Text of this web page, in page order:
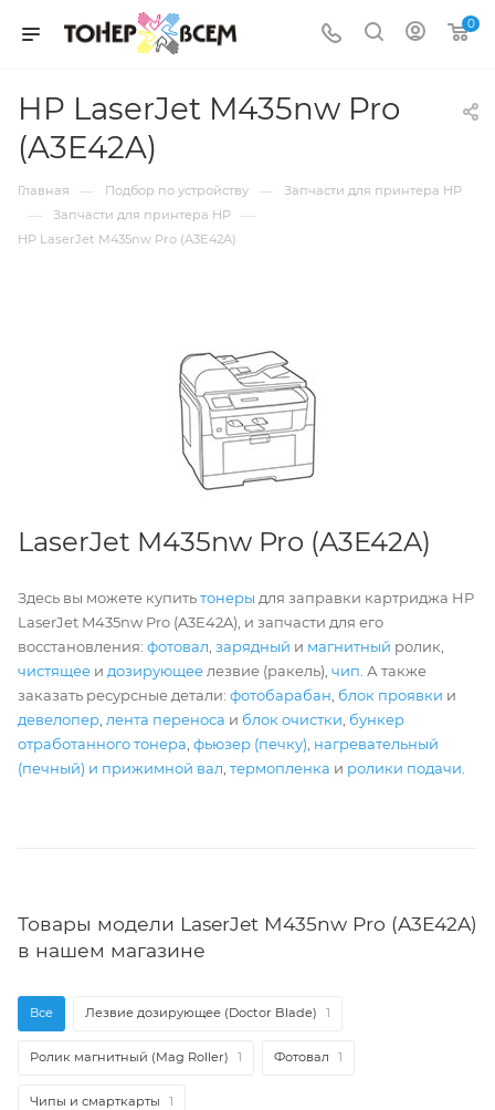
0
HP LaserJet M435nw Pro
(A3E42A)
Главная — Подбор по устройству — Запчасти для принтера HP
— Запчасти для принтера HP —
HP LaserJet M435nw Pro (A3E42A)
LaserJet M435nw Pro (A3E42A)
Здесь вы можете купитьтонеры для заправки картриджа HP
LaserJet M435nw Pro (A3E42A), и запчасти для его
восстановления: фотовал зарядный и магнитный ролик,
чистящее и дозирующее лезвие (ракель), чип . А также
заказать ресурсные детали: фотобарабан блок проявки и
девелопер лента переноса и блок очистки бункер
отработанного тонера фьюзер (печку) нагревательный
(печный) и прижимной вал термопленка и ролики подачи
Товары модели LaserJet M435nw Pro (A3E42A)
в нашем магазине
Все Лезвие дозирующее (Doctor Blade) 1
Ролик магнитный (Mag Roller) 1 Фотовал 1
Чипы и смарткарты 1